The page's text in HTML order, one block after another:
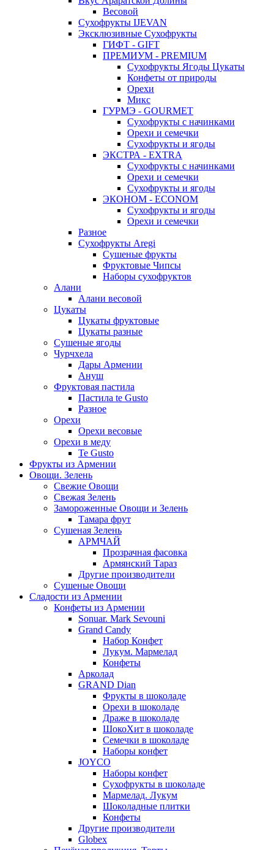
Весовой
Сухофрукты IJEVAN
Эксклюзивные Сухофрукты
ГИФТ - GIFT
ПРЕМИУМ - PREMIUM
Сухофрукты Ягоды Цукаты
Конфеты от природы
Орехи
Микс
ГУРМЭ - GOURMET
Сухофрукты с начинками
Орехи и семечки
Сухофрукты и ягоды
ЭКСТРА - EXTRA
Сухофрукты с начинками
Орехи и семечки
Сухофрукты и ягоды
ЭКОНОМ - ECONOM
Сухофрукты и ягоды
Орехи и семечки
Разное
Сухофрукты Aregi
Сушеные фрукты
Фруктовые Чипсы
Наборы сухофруктов
Алани
Алани весовой
Цукаты
Цукаты фруктовые
Цукаты разные
Сушеные ягоды
Чурчхела
Дары Армении
Ануш
Фруктовая пастила
Пастила te Gusto
Разное
Орехи
Орехи весовые
Орехи в меду
Te Gusto
Фрукты из Армении
Овощи. Зелень
Свежие Овощи
Свежая Зелень
Замороженные Овощи и Зелень
Тамара фрут
Сушеная Зелень
АРМЧАЙ
Прозрачная фасовка
Армянский Тараз
Другие производители
Сушеные Овощи
Сладости из Армении
Конфеты из Армении
Sonuar. Mark Sevouni
Grand Candy
Набор Конфет
Лукум. Мармелад
Конфеты
Арколад
GRAND Dian
Фрукты в шоколаде
Орехи в шоколаде
Драже в шоколаде
ШокоХит в шоколаде
Семечки в шоколаде
Наборы конфет
JOYCO
Наборы конфет
Сухофрукты в шоколаде
Мармелад. Лукум
Шоколадные плитки
Конфеты
Другие производители
Globex